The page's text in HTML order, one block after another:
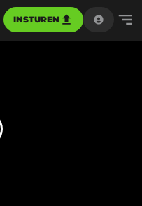
INSTUREN